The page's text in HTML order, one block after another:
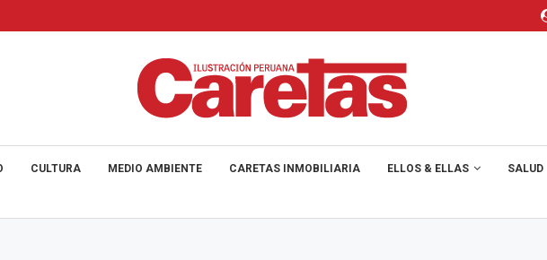
CULTURA MEDIO AMBIENTE CARETAS INMOBILIARIA ELLOS & ELLAS SALUD